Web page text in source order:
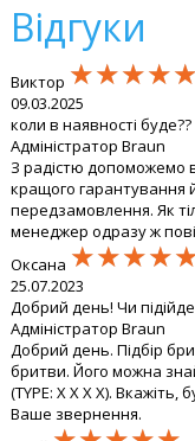
Відгуки
Виктор ★★★★★
★★★★★
★★★★★
09.03.2025
коли в наявності буде??
Адміністратор Braun
З радістю допоможемо
кращого гарантування
передзамовлення. Як
менеджер одразу ж
Оксана
25.07.2023
Добрий день! Чи підійде
Адміністратор Braun
Добрий день. Підбір
бритви. Його можна
(TYPE: X X X X).
Ваше звернення.